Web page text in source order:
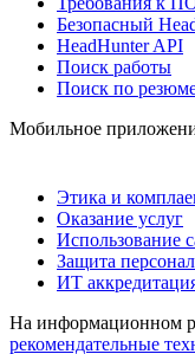
Безопасный
HeadHunter API
Поиск работы
Поиск по
Мобильное
Этика и
Оказание услуг
Использование
Защита
ИТ
На информационном
рекомендательные